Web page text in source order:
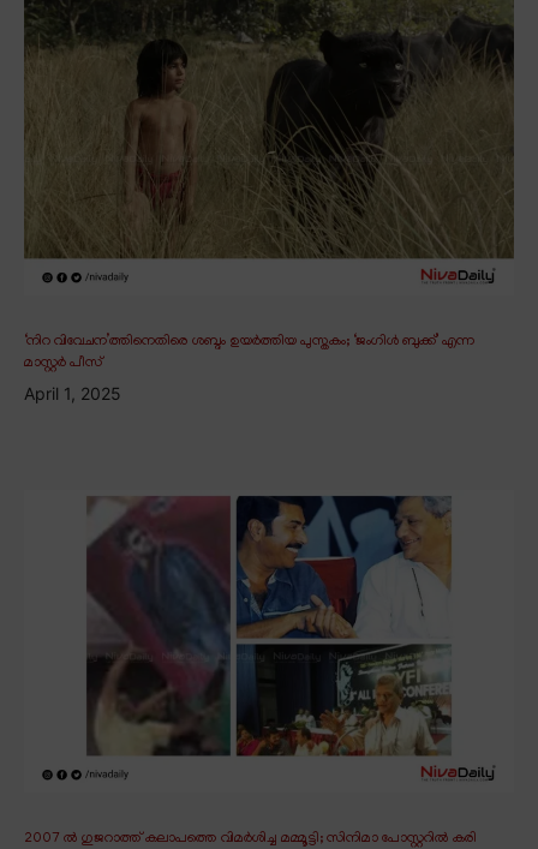
‘നിറ വിവേചന’ത്തിനെതിരെ ശബ്ദം ഉയർത്തിയ പുസ്തകം; ‘ജംഗിൾ ബുക്ക്’ എന്ന
മാസ്റ്റർ പീസ്
April 1, 2025
2007 ൽ ഗുജറാത്ത് കലാപത്തെ വിമർശിച്ച മമ്മൂട്ടി; സിനിമാ പോസ്റ്ററിൽ കരി